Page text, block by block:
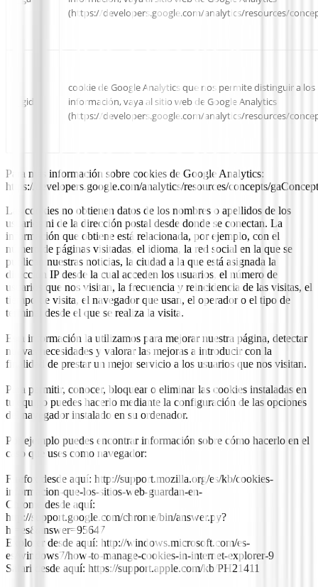
(https://developers.google.com/analytics/resources/
_gid
cookie de Google Analytics que nos permite distinguir a los
información, vaya al sitio web de Google Analytics
(https://developers.google.com/analytics/resources/
Para más información sobre cookies de Google Analytics:
https://developers.google.com/analytics/resources/concepts/
Las cookies no obtienen datos de los nombres o apellidos de los
usuarios ni de la dirección postal desde donde se conectan. La
información que obtiene está relacionada, por ejemplo, con el
número de páginas visitadas, el idioma, la red social en la que se
publican nuestras noticias, la ciudad a la que está asignada la
dirección IP desde la cual acceden los usuarios, el número de
usuarios que nos visitan, la frecuencia y reincidencia de las visitas, el
tiempo de visita, el navegador que usan, el operador o el tipo de
terminal desde el que se realiza la visita.
Esta información la utilizamos para mejorar nuestra página, detectar
nuevas necesidades y valorar las mejoras a introducir con la
finalidad de prestar un mejor servicio a los usuarios que nos visitan.
Para permitir, conocer, bloquear o eliminar las cookies instaladas en
tu equipo puedes hacerlo mediante la configuración de las opciones
del navegador instalado en su ordenador.
Por ejemplo puedes encontrar información sobre cómo hacerlo en el
caso que uses como navegador:
Firefox desde aquí: http://support.mozilla.org/es/kb/cookies-
informacion-que-los-sitios-web-guardan-en-
Chrome desde aquí:
http://support.google.com/chrome/bin/answer.py?
hl=es&answer=95647
Explorer desde aquí: http://windows.microsoft.com/es-
es/windows7/how-to-manage-cookies-in-internet-explorer-9
Safari desde aquí: https://support.apple.com/kb/PH21411